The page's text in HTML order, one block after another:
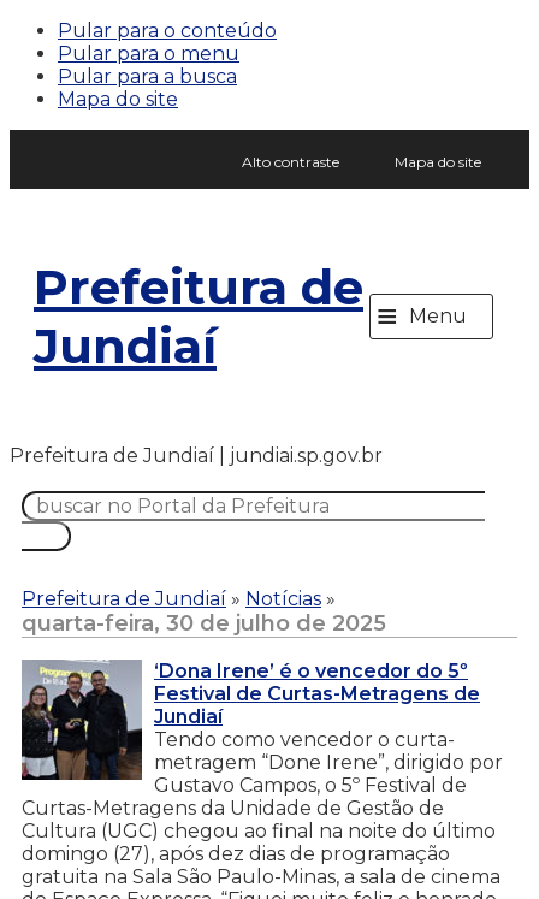
Pular para o conteúdo
Pular para o menu
Pular para a busca
Mapa do site
Alto contraste Mapa do site
Prefeitura de
Jundiaí
≡ Menu
Prefeitura de Jundiaí | jundiai.sp.gov.br
Prefeitura de Jundiaí » Notícias »
quarta-feira, 30 de julho de 2025
‘Dona Irene’ é o vencedor do 5º
Festival de Curtas-Metragens de
Jundiaí
Tendo como vencedor o curta-
metragem “Done Irene”, dirigido por
Gustavo Campos, o 5º Festival de
Curtas-Metragens da Unidade de Gestão de
Cultura (UGC) chegou ao final na noite do último
domingo (27), após dez dias de programação
gratuita na Sala São Paulo-Minas, a sala de cinema